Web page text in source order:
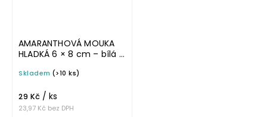
AMARANTHOVÁ MOUKA
HLADKÁ 6 × 8 cm – bílá v
omyvatelná samolepka
Skladem (>10 ks)
23,97 Kč bez DPH
29 Kč / ks